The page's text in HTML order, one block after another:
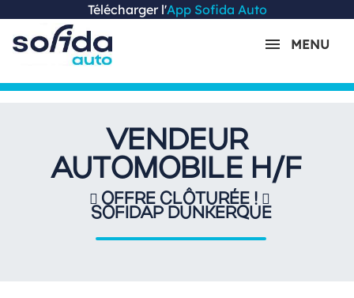
Télécharger l'App Sofida Auto
MENU
VENDEUR
AUTOMOBILE H/F
OFFRE CLÔTURÉE !
SOFIDAP DUNKERQUE